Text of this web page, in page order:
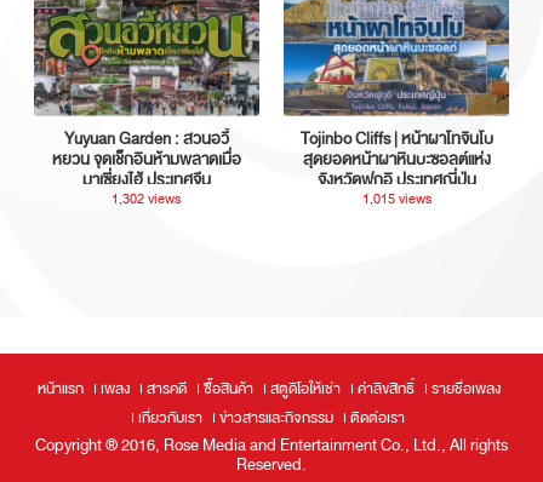
Yuyuan Garden : สวนอวี้
หยวน จุดเช็กอินห้ามพลาดเมื่อ
มาเซี่ยงไฮ้ ประเทศจีน
1,302 views
Tojinbo Cliffs | หน้าผาโทจินโบ
สุดยอดหน้าผาหินบะซอลต์แห่ง
จังหวัดฟุกุอิ ประเทศญี่ปุ่น
1,015 views
หน้าแรก เพลง สารคดี ซื้อสินค้า สตูดิโอให้เช่า ค่าลิขสิทธิ์
รายชื่อเพลง
เกี่ยวกับเรา
ข่าวสารและกิจกรรม ติดต่อเรา
Copyright ® 2016, Rose Media and Entertainment Co., Ltd., All rights
Reserved.